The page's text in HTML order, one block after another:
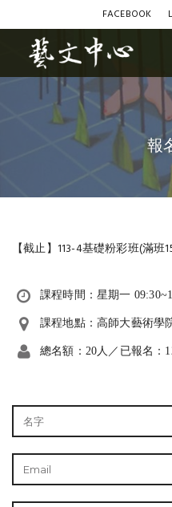
FACEBOOK
報
【截止】113-4基礎粉彩班(滿班
課程時間：星期一
課程地點：高師大藝術學
總名額：20人／已報名：